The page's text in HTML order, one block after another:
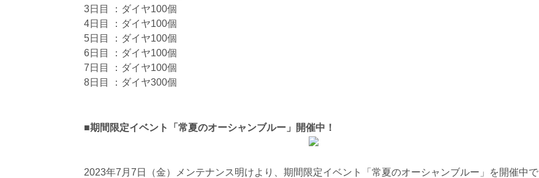
3日目 ：ダイヤ100個
4日目 ：ダイヤ100個
5日目 ：ダイヤ100個
6日目 ：ダイヤ100個
7日目 ：ダイヤ100個
8日目 ：ダイヤ300個
■期間限定イベント「常夏のオーシャンブルー」開催中！
2023年7月7日（金）メンテナンス明けより、期間限定イベント「常夏のオーシャンブルー」を開催中で